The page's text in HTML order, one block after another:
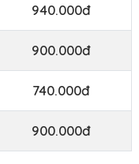
940.000đ
900.000đ
740.000đ
900.000đ